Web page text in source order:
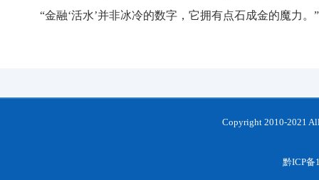
“金融‘活水’并非冰冷的数字，它拥有点石成金的魔力
Copyright 2010-2021
黔ICP备